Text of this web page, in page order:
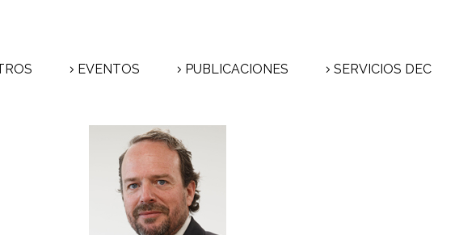
EVENTOS PUBLICACIONES SERVICIOS DEC